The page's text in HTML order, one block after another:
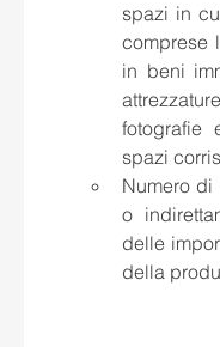
spazi in
comprese
in beni
spazi
Numero di
o
delle
della